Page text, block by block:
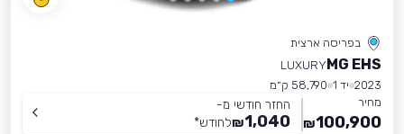
בפריסה ארצית
MG EHS
LUXURY
2023 יד 1
58,790 ק״מ
מחיר
100,900
₪
החזר חודשי מ-
1,040
₪לחודש*